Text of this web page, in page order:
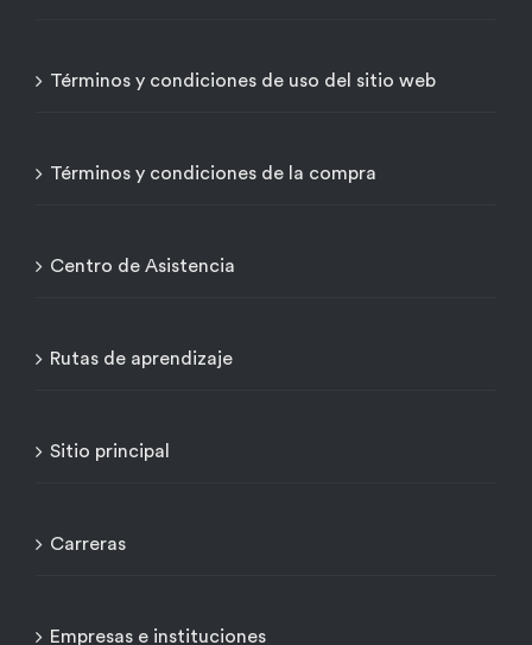
Términos y condiciones de uso del sitio web
Términos y condiciones de la compra
Centro de Asistencia
Rutas de aprendizaje
Sitio principal
Carreras
Empresas e instituciones